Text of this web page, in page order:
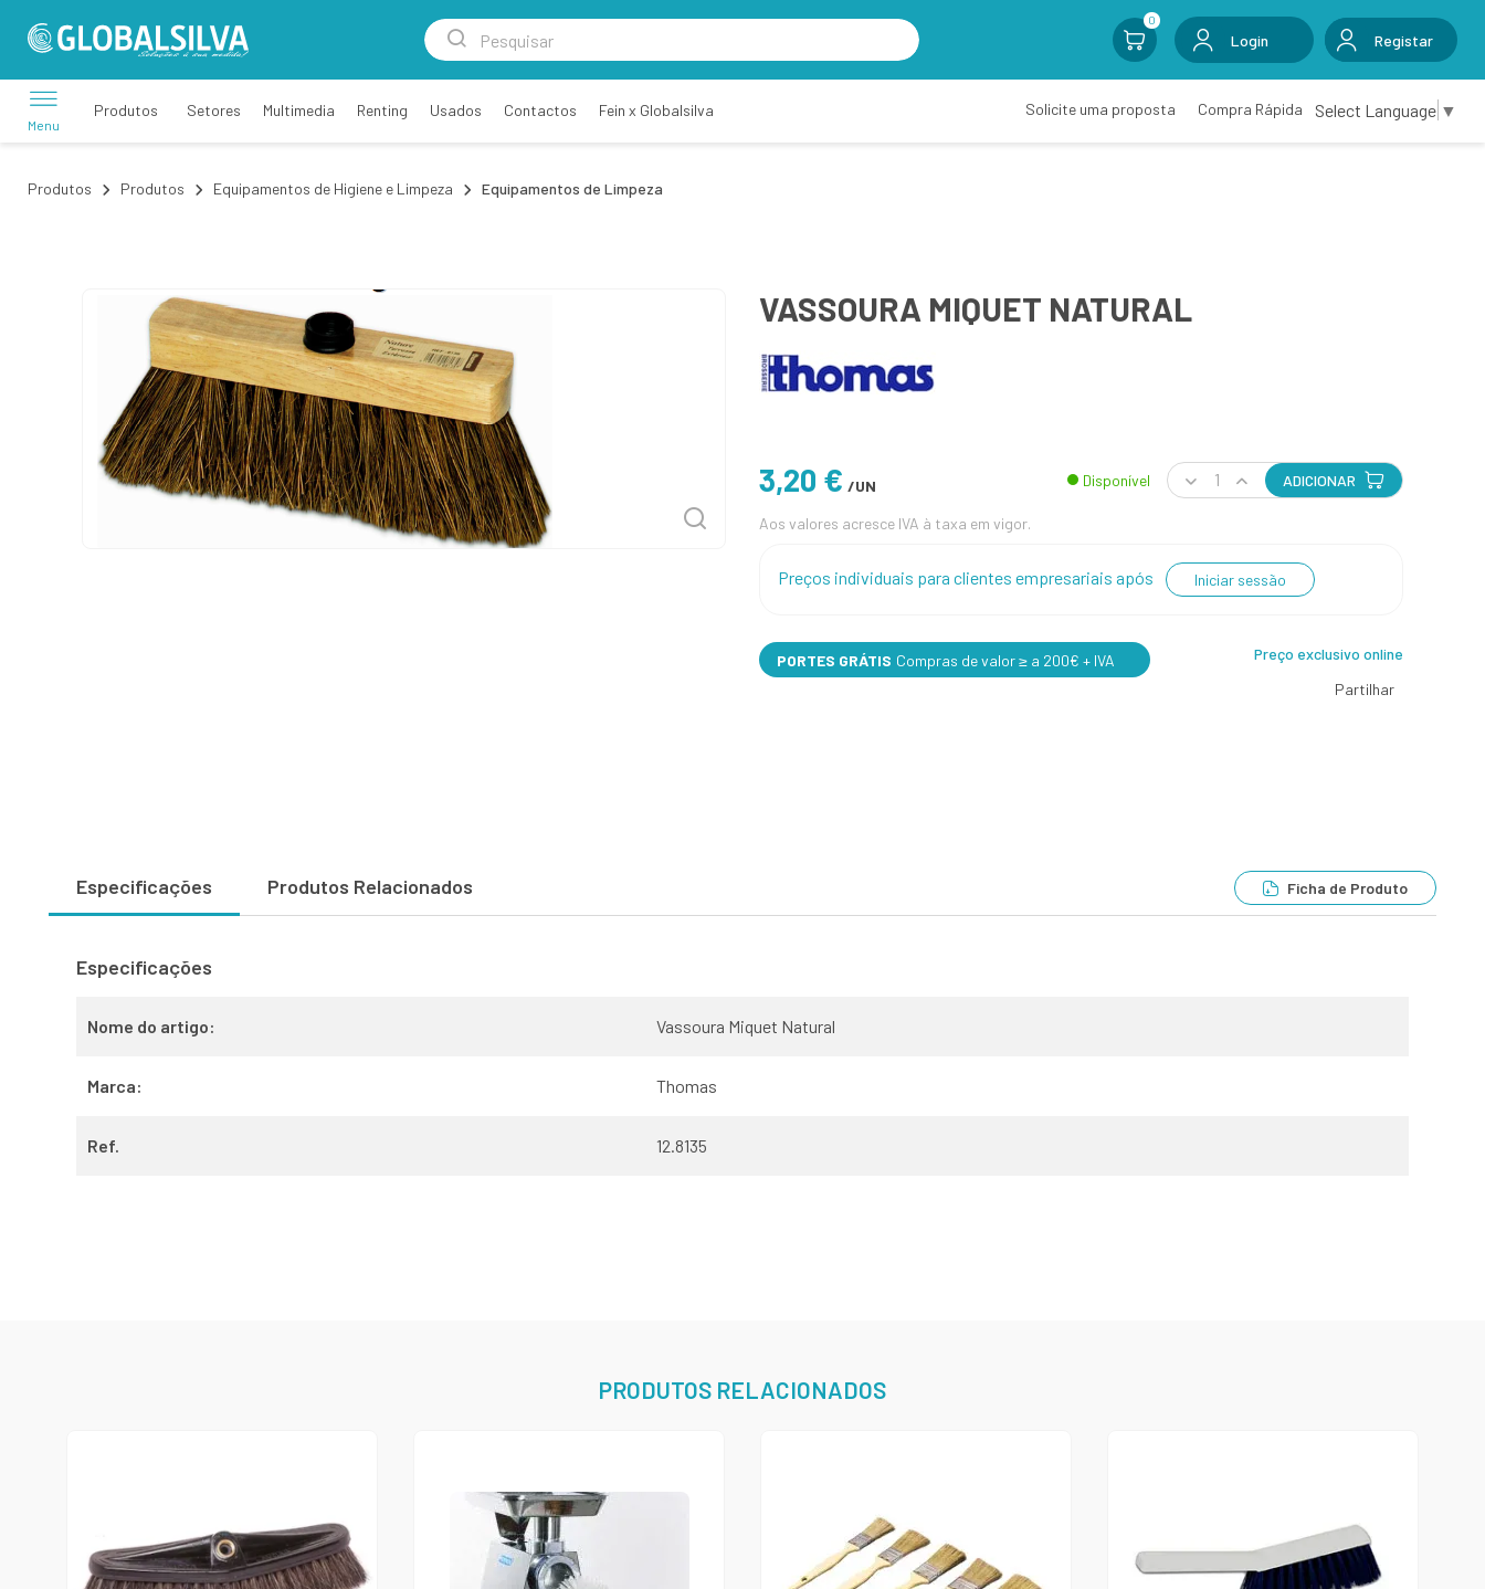
0
Login Registar
Menu
Produtos Setores Multimedia Renting Usados Contactos Fein x Globalsilva Solicite uma proposta Compra Rápida Select Language ▼
Produtos Produtos Equipamentos de Higiene e Limpeza Equipamentos de Limpeza
VASSOURA MIQUET NATURAL
3,20 € /UN Disponível ADICIONAR
Aos valores acresce IVA à taxa em vigor.
Preços individuais para clientes empresariais após Iniciar sessão
PORTES GRÁTIS Compras de valor ≥ a 200€ + IVA
Preço exclusivo online
Partilhar
Especificações Produtos Relacionados Ficha de Produto
Especificações
Nome do artigo: Vassoura Miquet Natural
Marca: Thomas
Ref. 12.8135
PRODUTOS RELACIONADOS